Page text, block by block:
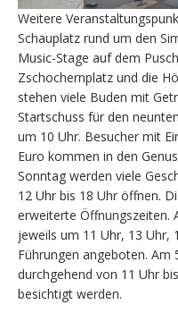
Weitere
Schauplatz rund um den
Music-Stage auf dem
Zschochernplatz und die
stehen viele Buden mit
Startschuss für den
um 10 Uhr. Besucher mit
Euro kommen in den
Sonntag werden viele
12 Uhr bis 18 Uhr öffnen.
erweiterte Öffnungszeiten.
jeweils um 11 Uhr, 13 Uhr,
Führungen angeboten. Am
durchgehend von 11 Uhr
besichtigt werden.